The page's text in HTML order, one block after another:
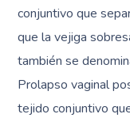
conjuntivo que
que la vejiga
también se
Prolapso vaginal
tejido conjuntivo